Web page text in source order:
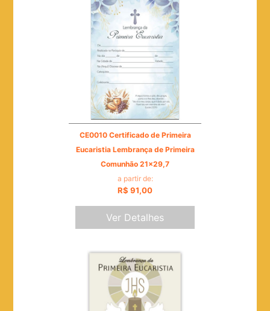
CE0010 Certificado de Primeira
Eucaristia Lembrança de Primeira
Comunhão 21x29,7
a partir de:
R$ 91,00
Ver Detalhes